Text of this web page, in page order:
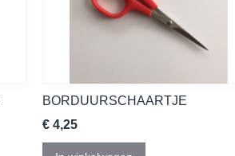
BORDUURSCHAARTJE
€ 4,25